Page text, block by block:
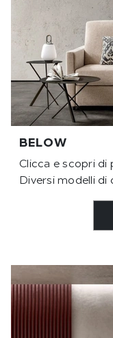
BELOW
Clicca e scopri di
Diversi modelli di